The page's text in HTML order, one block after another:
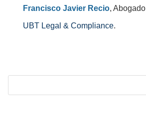
Francisco Javier Recio, Abogado
UBT Legal & Compliance.